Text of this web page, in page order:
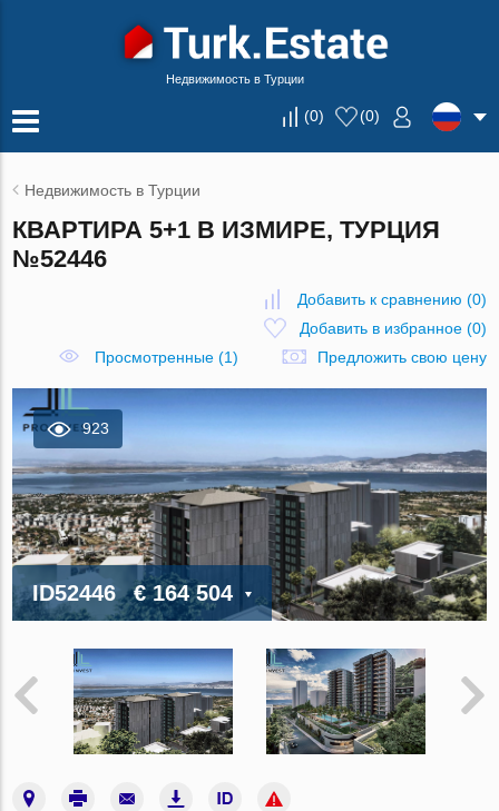
Недвижимость в Турции
(0) (0)
Недвижимость в Турции
КВАРТИРА 5+1 В ИЗМИРЕ, ТУРЦИЯ
№52446
Добавить к сравнению (0)
Добавить в избранное(0)
Просмотренные (1)
Предложить свою цену
923
ID52446 € 164 504